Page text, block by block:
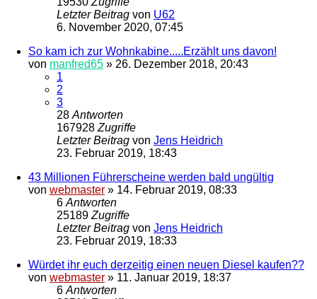
Letzter Beitrag von U62
6. November 2020, 07:45
So kam ich zur Wohnkabine.....Erzählt uns davon!
von manfred65 » 26. Dezember 2018, 20:43
1
2
3
28 Antworten
167928 Zugriffe
Letzter Beitrag von Jens Heidrich
23. Februar 2019, 18:43
43 Millionen Führerscheine werden bald ungültig
von webmaster » 14. Februar 2019, 08:33
6 Antworten
25189 Zugriffe
Letzter Beitrag von Jens Heidrich
23. Februar 2019, 18:33
Würdet ihr euch derzeitig einen neuen Diesel kaufen??
von webmaster » 11. Januar 2019, 18:37
6 Antworten